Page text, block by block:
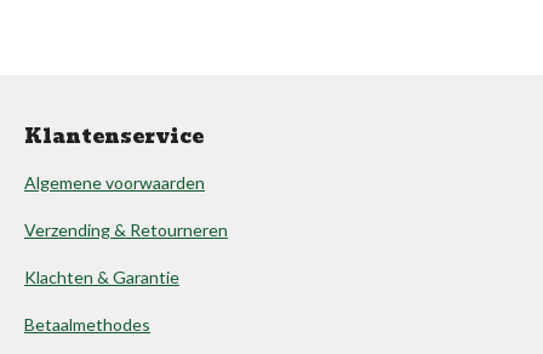
Klantenservice
Algemene voorwaarden
Verzending & Retourneren
Klachten & Garantie
Betaalmethodes